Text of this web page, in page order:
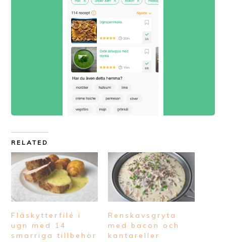
RELATED
Fläskytterfilé i
ugn med 14
smarriga tillbehör
Renskavsgryta
med bacon och
kantareller